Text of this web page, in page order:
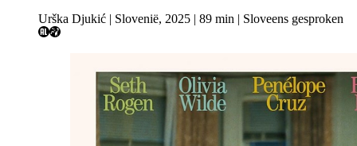
Urška Djukić | Slovenië, 2025 | 89 min | Sloveens gesproken